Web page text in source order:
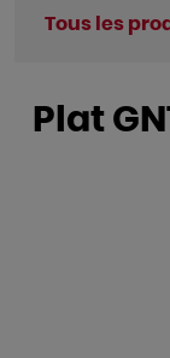
Tous les
Plat